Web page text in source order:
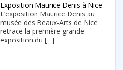
Exposition Maurice Denis à Nice
L’exposition Maurice Denis au
musée des Beaux-Arts de Nice
retrace la première grande
exposition du […]